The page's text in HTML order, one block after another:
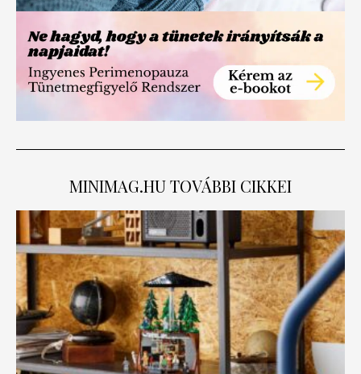
MINIMAG.HUTOVÁBBI CIKKEI